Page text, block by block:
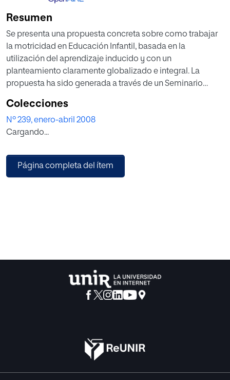
Resumen
Se presenta una propuesta concreta sobre como trabajar
la motricidad en Educación Infantil, basada en la
utilización del aprendizaje inducido y con un
planteamiento claramente globalizado e integral. La
propuesta ha sido generada a través de un Seminario
continuada. A lo largo del artículo se explica la
organización y funcionamiento del Seminario Permanente;
se revisa el estado de la cuestión en nuestro país, la
principales y los resultados globales obtenidos.
Colecciones
Nº 239, enero-abril 2008
Cargando...
Página completa del ítem